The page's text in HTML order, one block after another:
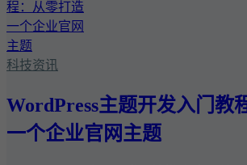
科技资讯
WordPress主题开发入门教
一个企业官网主题